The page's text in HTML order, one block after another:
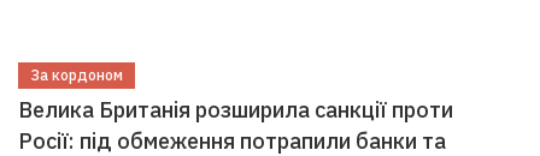
За кордоном
Велика Британія розширила санкції проти
Росії: під обмеження потрапили банки та